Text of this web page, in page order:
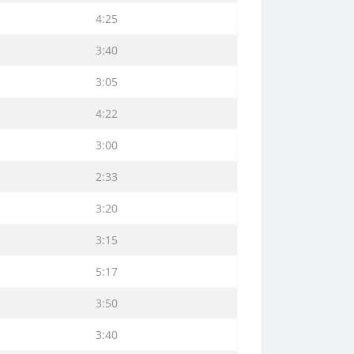
4:25
3:40
3:05
4:22
3:00
2:33
3:20
3:15
5:17
3:50
3:40